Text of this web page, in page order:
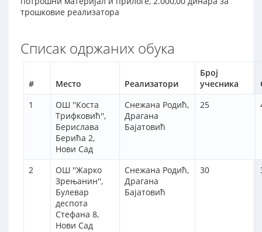
трошковие реализатора
Списак одржаних обука
# Место Реализатори
Број
учесника
1
ОШ ''Коста
Трифковић'',
Берислава
Берића 2,
Нови Сад
Снежана Родић,
Драгана
Бајатовић
25
2
ОШ ''Жарко
Зрењанин'',
Булевар
деспота
Стефана 8,
Нови Сад
Снежана Родић,
Драгана
Бајатовић
30